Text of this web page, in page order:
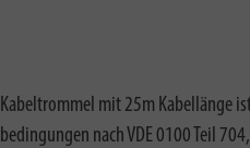
mit 25m Kabellänge
nach VDE 0100 Teil